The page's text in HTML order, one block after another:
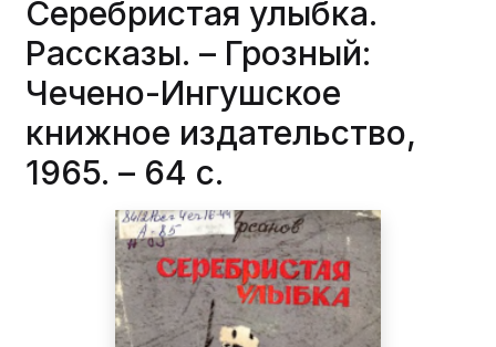
Серебристая улыбка.
Рассказы. – Грозный:
Чечено-Ингушское
книжное издательство,
1965. – 64 с.